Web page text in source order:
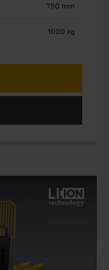
750 mm
1000 kg